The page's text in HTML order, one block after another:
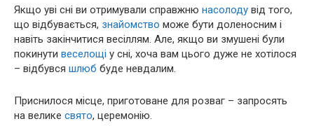
Якщо уві сні ви отримували справжню насолоду від того,
що відбувається, знайомство може бути доленосним і
навіть закінчитися весіллям. Але, якщо ви змушені були
покинути веселощі у сні, хоча вам цього дуже не хотілося
– відбувся шлюб буде невдалим.
Приснилося місце, приготоване для розваг – запросять
на велике свято, церемонію.